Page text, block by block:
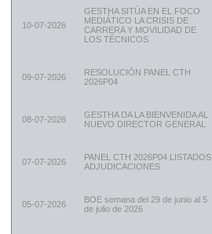
10-07-2026
GESTHA SITÚA EN EL FOCO
MEDIÁTICO LA CRISIS DE
CARRERA Y MOVILIDAD DE
LOS TÉCNICOS
09-07-2026
RESOLUCIÓN PANEL CTH
2026P04
08-07-2026
GESTHA DA LA BIENVENIDA AL
NUEVO DIRECTOR GENERAL
07-07-2026
PANEL CTH 2026P04 LISTADOS
ADJUDICACIONES
05-07-2026
BOE semana del 29 de junio al 5
de julio de 2026